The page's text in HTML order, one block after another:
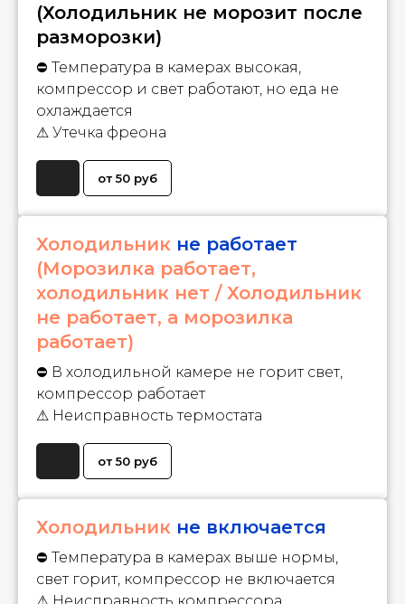
(Холодильник не морозит после
разморозки)
⛔ Температура в камерах высокая,
компрессор и свет работают, но еда не
охлаждается
⚠ Утечка фреона
от 50 руб
Холодильник не работает
(Морозилка работает,
холодильник нет / Холодильник
не работает, а морозилка
работает)
⛔ В холодильной камере не горит свет,
компрессор работает
⚠ Неисправность термостата
от 50 руб
Холодильник не включается
⛔ Температура в камерах выше нормы,
свет горит, компрессор не включается